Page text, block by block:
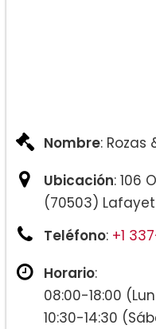
Nombre: Rozas
Ubicación: 106
(70503)
Teléfono: +1
Horario:
08:00-18:00
10:30-14:30